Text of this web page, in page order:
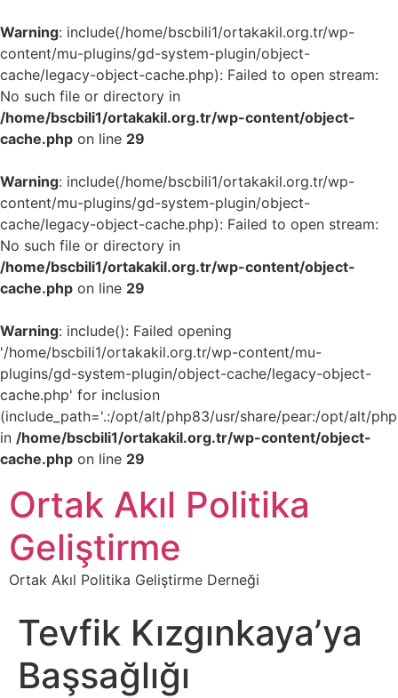
Warning: include(/home/bscbili1/ortakakil.org.tr/wp-
content/mu-plugins/gd-system-plugin/object-
cache/legacy-object-cache.php): Failed to open stream:
No such file or directory in
/home/bscbili1/ortakakil.org.tr/wp-content/object-
cache.php on line 29
Warning: include(/home/bscbili1/ortakakil.org.tr/wp-
content/mu-plugins/gd-system-plugin/object-
cache/legacy-object-cache.php): Failed to open stream:
No such file or directory in
/home/bscbili1/ortakakil.org.tr/wp-content/object-
cache.php on line 29
Warning: include(): Failed opening
'/home/bscbili1/ortakakil.org.tr/wp-content/mu-
plugins/gd-system-plugin/object-cache/legacy-object-
cache.php' for inclusion
(include_path='.:/opt/alt/php83/usr/share/pear:/opt/alt/
in /home/bscbili1/ortakakil.org.tr/wp-content/object-
cache.php on line 29
Ortak Akıl Politika
Geliştirme
Ortak Akıl Politika Geliştirme Derneği
Tevfik Kızgınkaya’ya
Başsağlığı